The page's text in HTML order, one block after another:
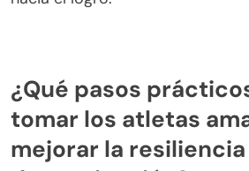
construye confianza, reforzando
más altos.
Además, aprender de los
mentalidad de crecimiento. Los